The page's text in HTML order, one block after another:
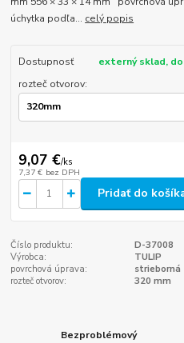
úchytka podľa... celý popis
Dostupnosť
externý sklad,
rozteč otvorov:
9,07 €/ks
7,37 € bez DPH
Pridať do
Číslo produktu:
D-37008
Výrobca:
TULIP
povrchová úprava:
strieborná
rozteč otvorov:
320 mm
Bezproblémový